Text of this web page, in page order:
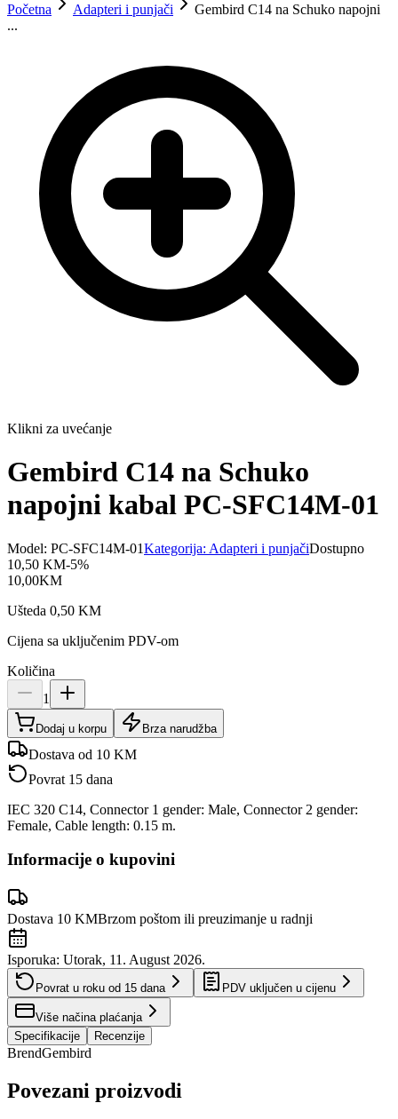
Početna
Adapteri i punjači
Gembird C14 na Schuko napojni
...
Klikni za uvećanje
Gembird C14 na Schuko
napojni kabal PC-SFC14M-01
Model: PC-SFC14M-01Kategorija: Adapteri i punjačiDostupno
10,50 KM-5%
10,00KM
Ušteda 0,50 KM
Cijena sa uključenim PDV-om
Količina
1
Dodaj u korpu Brza narudžba
Dostava od 10 KM
Povrat 15 dana
IEC 320 C14, Connector 1 gender: Male, Connector 2 gender:
Female, Cable length: 0.15 m.
Informacije o kupovini
Dostava 10 KMBrzom poštom ili preuzimanje u radnji
Isporuka: Utorak, 11. August 2026.
Povrat u roku od 15 dana PDV uključen u cijenu
Više načina plaćanja
Specifikacije
Recenzije
BrendGembird
Povezani proizvodi